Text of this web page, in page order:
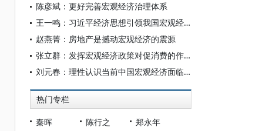
陈彦斌：更好完善宏观经济治理体系
王一鸣：习近平经济思想引领我国宏观经济治理体系创新发展
赵燕菁：房地产是撼动宏观经济的震源
张立群：发挥宏观经济政策对促消费的作用
刘元春：理性认识当前中国宏观经济面临的四大关键问题
热门专栏
秦晖 陈行之
郑永年